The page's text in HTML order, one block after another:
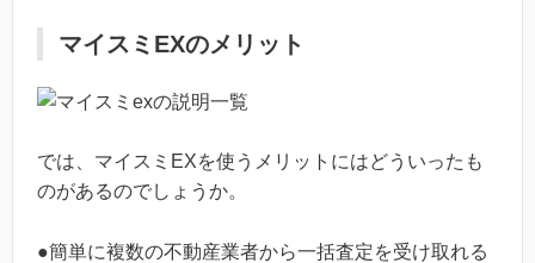
マイスミEXのメリット
では、マイスミEXを使うメリットにはどういったも
のがあるのでしょうか。
●簡単に複数の不動産業者から一括査定を受け取れる